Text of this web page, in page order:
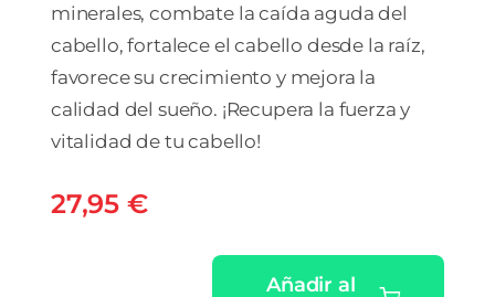
minerales, combate la caída aguda del
cabello, fortalece el cabello desde la raíz,
favorece su crecimiento y mejora la
calidad del sueño. ¡Recupera la fuerza y
vitalidad de tu cabello!
27,95 €
Añadir al